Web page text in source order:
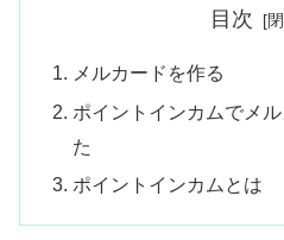
目次
メルカードを作る
ポイントインカムでメ
た
ポイントインカムとは